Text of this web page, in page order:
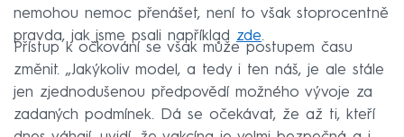
nemohou nemoc přenášet, není to však stoprocentně
pravda, jak jsme psali například zde.
Přístup k očkování se však může postupem času
změnit. „Jakýkoliv model, a tedy i ten náš, je ale stále
jen zjednodušenou předpovědí možného vývoje za
zadaných podmínek. Dá se očekávat, že až ti, kteří